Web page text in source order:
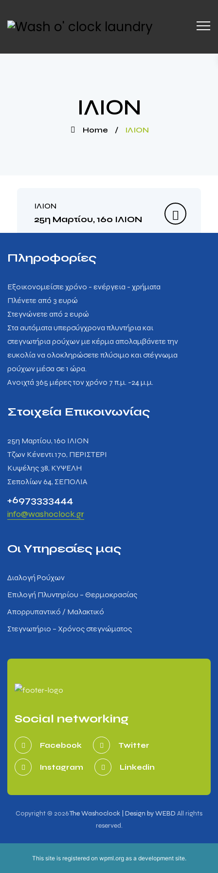
ΙΛΙΟΝ
Home / ΙΛΙΟΝ
ΙΛΙΟΝ
25η Μαρτίου, 160 ΙΛΙΟΝ
Πληροφορίες
Εξοικονομείστε χρόνο - ενέργεια - χρήματα
Πλένετε από 3 ευρώ
Στεγνώνετε από 2 ευρώ
Στα αυτόματα υπερσύγχρονα πλυντήρια και
στεγνωτήρια ρούχων με κέρμα απολαμβάνετε την
ευκολία να ολοκληρώσετε πλύσιμο και στέγνωμα
ρούχων μέσα σε 1 ώρα.
Ανοιχτά 365 μέρες τον χρόνο 7 π.μ. -24 μ.μ.
Στοιχεία Επικοινωνίας
25η Μαρτίου, 160 ΙΛΙΟΝ
Tζων Κένεντι 170, ΠΕΡΙΣΤΕΡΙ
Κυψέλης 38, ΚΥΨΕΛΗ
Σεπολίων 64, ΣΕΠΟΛΙΑ
+6973333444
info@washoclock.gr
Οι Υπηρεσίες μας
Διαλογή Ρούχων
Επιλογή Πλυντηρίου – Θερμοκρασίας
Απορρυπαντικό / Μαλακτικό
Στεγνωτήριο – Χρόνος στεγνώματος
Social networking
Facebook Twitter
Instagram Linkedin
Copyright © 2026The Washoclock | Design by WEBD All rights
reserved.
This site is registered on wpml.orgas a development site.